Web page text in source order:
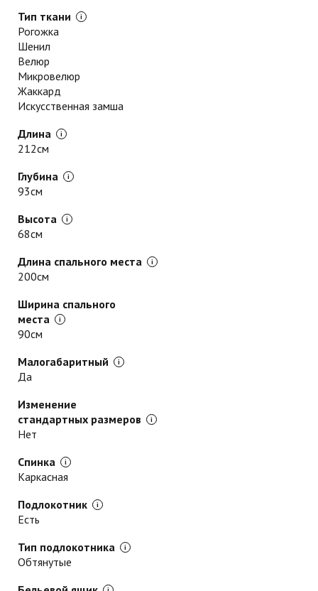
Тип ткани
Рогожка
Шенил
Велюр
Микровелюр
Жаккард
Искусственная замша
Длина
212см
Глубина
93см
Высота
68см
Длина спального места
200см
Ширина спального
места
90см
Малогабаритный
Да
Изменение
стандартных размеров
Нет
Спинка
Каркасная
Подлокотник
Есть
Тип подлокотника
Обтянутые